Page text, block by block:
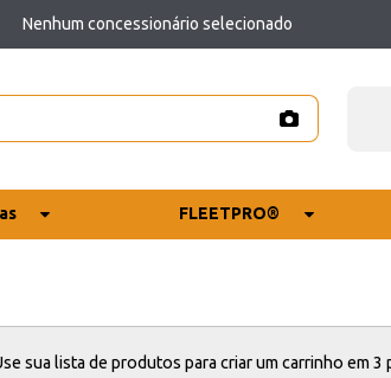
Nenhum concessionário selecionado
FLEETPRO®
sua lista de produtos para criar um carrinho em 3